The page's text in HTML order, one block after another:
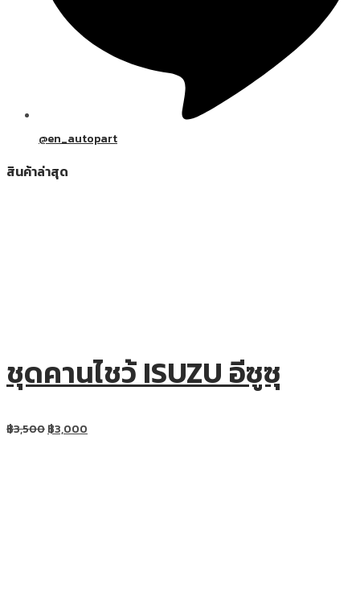
@en_autopart
สินค้าล่าสุด
ชุดคานไชว้ ISUZU อีซูซุ
฿3,500฿3,000